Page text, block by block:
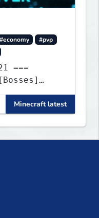
#economy
#pvp
===
Minecraft latest